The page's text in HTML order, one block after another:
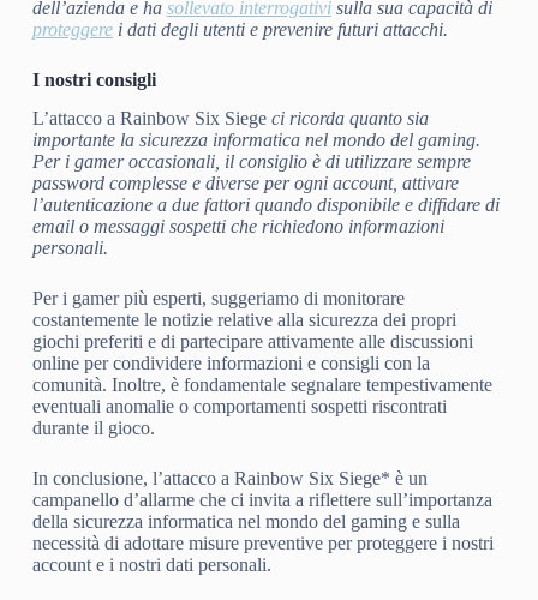
dell’azienda e ha sollevato interrogativisulla sua capacità di
proteggerei dati degli utenti e prevenire futuri attacchi.
I nostri consigli
L’attacco a Rainbow Six Siegeci ricorda quanto sia
importante la sicurezza informatica nel mondo del gaming.
Per i gamer occasionali, il consiglio è di utilizzare sempre
password complesse e diverse per ogni account, attivare
l’autenticazione a due fattori quando disponibile e diffidare di
email o messaggi sospetti che richiedono informazioni
personali.
Per i gamer più esperti, suggeriamo di monitorare
costantemente le notizie relative alla sicurezza dei propri
giochi preferiti e di partecipare attivamente alle discussioni
online per condividere informazioni e consigli con la
comunità. Inoltre, è fondamentale segnalare tempestivamente
eventuali anomalie o comportamenti sospetti riscontrati
durante il gioco.
In conclusione, l’attacco a Rainbow Six Siege* è un
campanello d’allarme che ci invita a riflettere sull’importanza
della sicurezza informatica nel mondo del gaming e sulla
necessità di adottare misure preventive per proteggere i nostri
account e i nostri dati personali.